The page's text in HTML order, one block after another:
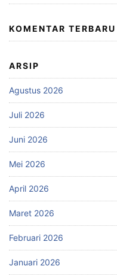
KOMENTAR TERBARU
ARSIP
Agustus 2026
Juli 2026
Juni 2026
Mei 2026
April 2026
Maret 2026
Februari 2026
Januari 2026